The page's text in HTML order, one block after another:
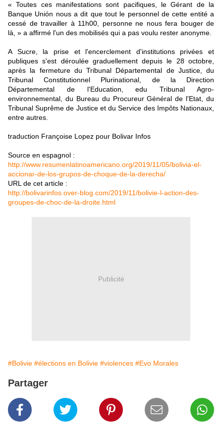
« Toutes ces manifestations sont pacifiques, le Gérant de la
Banque Unión nous a dit que tout le personnel de cette entité a
cessé de travailler à 11h00, personne ne nous fera bouger de
là, » a affirmé l'un des mobilisés qui a pas voulu rester anonyme.
A Sucre, la prise et l'encerclement d'institutions privées et
publiques s'est déroulée graduellement depuis le 28 octobre,
après la fermeture du Tribunal Départemental de Justice, du
Tribunal Constitutionnel Plurinational, de la Direction
Départemental de l'Education, edu Tribunal Agro-
environnemental, du Bureau du Procureur Général de l'Etat, du
Tribunal Suprême de Justice et du Service des Impôts Nationaux,
entre autres.
traduction Françoise Lopez pour Bolivar Infos
Source en espagnol :
http://www.resumenlatinoamericano.org/2019/11/05/bolivia-el-
accionar-de-los-grupos-de-choque-de-la-derecha/
URL de cet article :
http://bolivarinfos.over-blog.com/2019/11/bolivie-l-action-des-
groupes-de-choc-de-la-droite.html
Publicité
#Bolivie #élections en Bolivie #violences #Evo Morales
Partager